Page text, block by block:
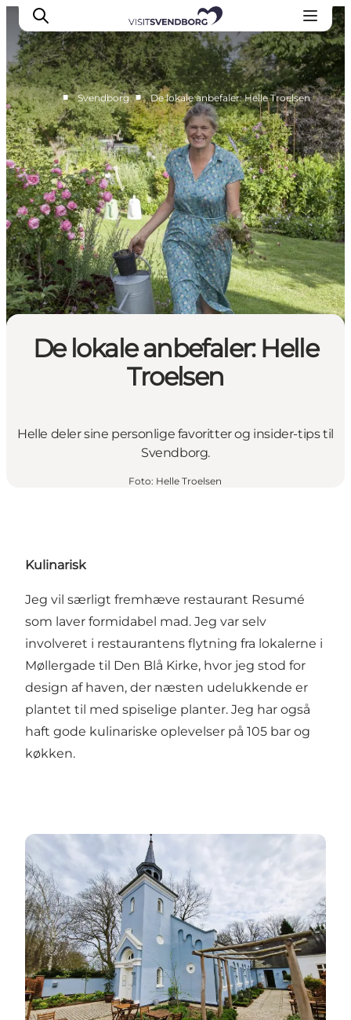
Oplev kultur & natur
Det sker i Svendborg
Spis og drik
handelsbyen Svendborg
Overnatning
Planlæg din tur
■ Svendborg ■ De lokale anbefaler: Helle Troelsen
De lokale anbefaler: Helle
Troelsen
Helle deler sine personlige favoritter og insider-tips til
Svendborg.
Foto: Helle Troelsen
Kulinarisk
Jeg vil særligt fremhæve restaurant Resumé
som laver formidabel mad. Jeg var selv
involveret i restaurantens flytning fra lokalerne i
Møllergade til Den Blå Kirke, hvor jeg stod for
design af haven, der næsten udelukkende er
plantet til med spiselige planter. Jeg har også
haft gode kulinariske oplevelser på 105 bar og
køkken.